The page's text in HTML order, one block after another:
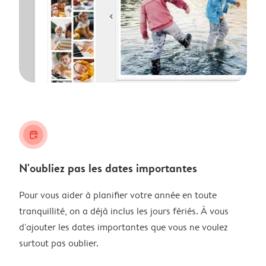
calendar_plus
N'oubliez pas les dates importantes
Pour vous aider à planifier votre année en toute
tranquillité, on a déjà inclus les jours fériés. À vous
d'ajouter les dates importantes que vous ne voulez
surtout pas oublier.